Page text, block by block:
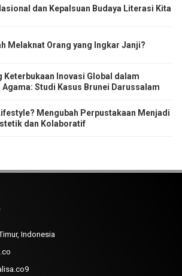
dan Kepalsuan Budaya Literasi Kita
Melaknat Orang yang Ingkar Janji?
Keterbukaan Inovasi Global dalam
Agama: Studi Kasus Brunei Darussalam
Mengubah Perpustakaan Menjadi
dan Kolaboratif
Indonesia